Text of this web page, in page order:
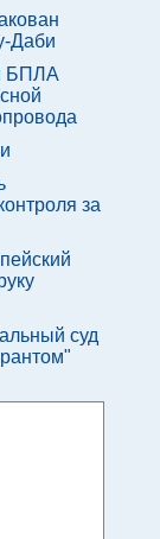
Даби
БПЛА
за
суд